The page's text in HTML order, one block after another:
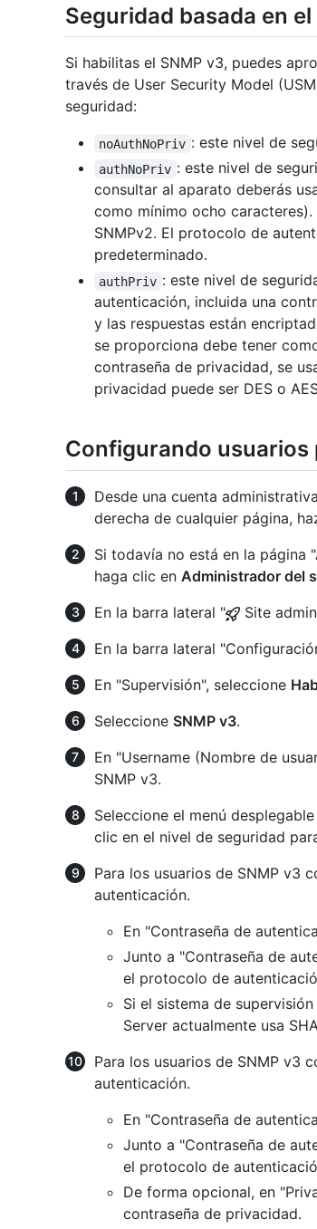
Seguridad basada en
Si habilitas el SNMP v3, puedes
través de User Security Model
seguridad:
noAuthNoPriv : este nivel de
authNoPriv : este nivel de
consultar al aparato deberás
como mínimo ocho
SNMPv2. El protocolo de
predeterminado.
authPriv : este nivel de
autenticación, incluida una
y las respuestas están
se proporciona debe tener
contraseña de privacidad, se
privacidad puede ser DES o
Configurando usuarios
Desde una cuenta
derecha de cualquier página,
Si todavía no está en la página
haga clic en Administrador del
En la barra lateral "
Site
En la barra lateral
En "Supervisión", seleccione
Seleccione SNMP v3.
En "Username (Nombre de
SNMP v3.
Seleccione el menú desplegable
clic en el nivel de seguridad
Para los usuarios de SNMP v3
autenticación.
En "Contraseña de
Junto a "Contraseña de
el protocolo de
Si el sistema de
Server actualmente usa
Para los usuarios de SNMP v3
autenticación.
En "Contraseña de
Junto a "Contraseña de
el protocolo de
De forma opcional, en
contraseña de privacidad.